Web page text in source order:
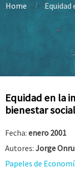
Home
Equidad en la
bienestar social
Fecha: enero 2001
Autores: Jorge
Papeles de